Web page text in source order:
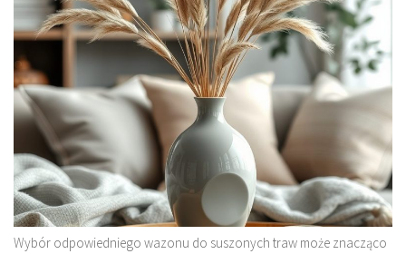
Wybór odpowiedniego wazonu do suszonych traw może znacząco